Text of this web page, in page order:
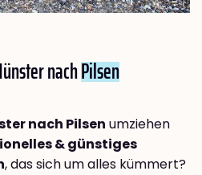
nachPilsen
nach Pilsen umziehen
& günstiges
, das sich um alles kümmert?